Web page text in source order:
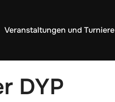
Veranstaltungen und Turniere
DYP